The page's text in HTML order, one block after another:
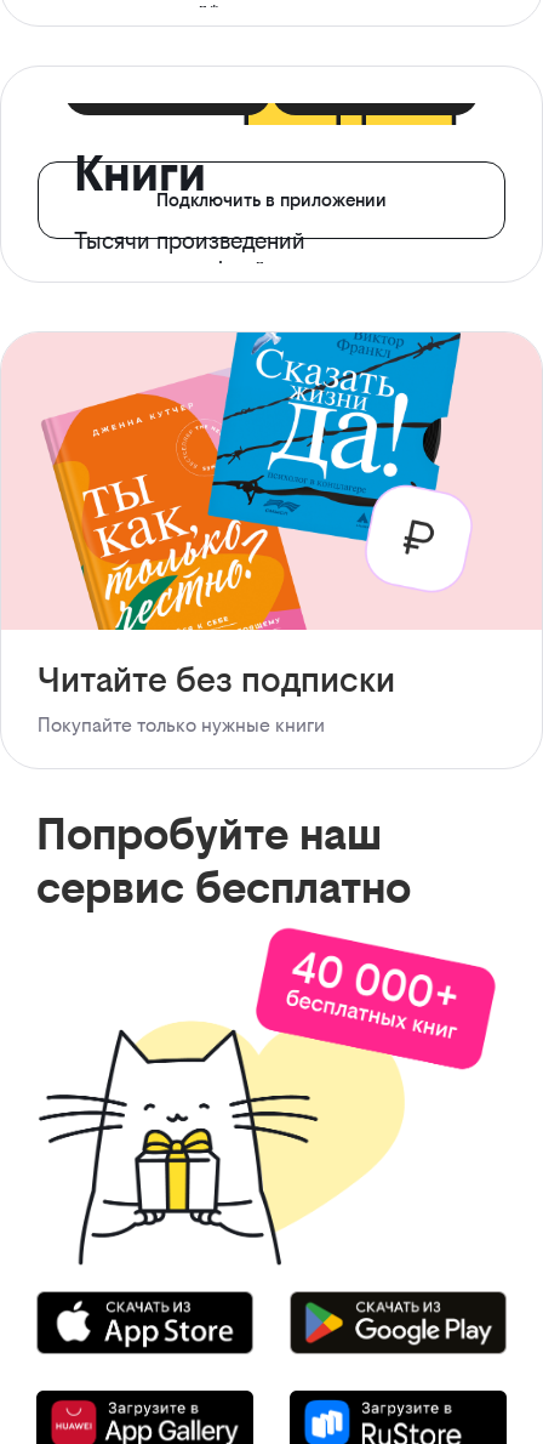
ограничений*
Книги
Тысячи произведений
с доступом офлайн
Подключить в приложении
Читайте без подписки
Покупайте только нужные книги
Попробуйте наш
сервис бесплатно